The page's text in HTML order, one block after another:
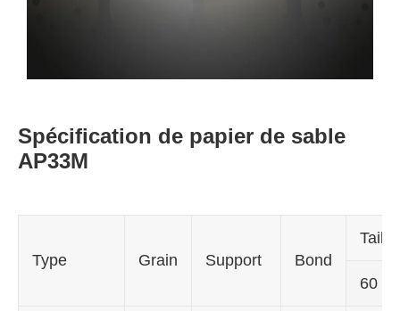
Spécification de papier de sable
AP33M
Type Grain Support Bond
60